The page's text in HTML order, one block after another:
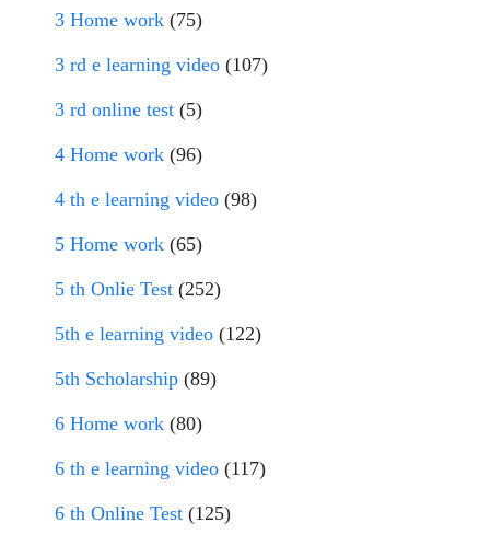
3 Home work (75)
3 rd e learning video (107)
3 rd online test (5)
4 Home work (96)
4 th e learning video (98)
5 Home work (65)
5 th Onlie Test (252)
5th e learning video (122)
5th Scholarship (89)
6 Home work (80)
6 th e learning video (117)
6 th Online Test (125)